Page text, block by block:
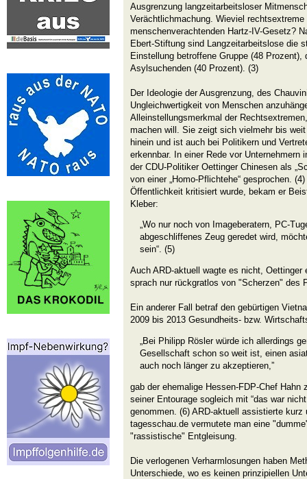
Ausgrenzung langzeitarbeitsloser
Verächtlichmachung. Wieviel
menschenverachtenden Hartz-IV-Gesetz?
Ebert-Stiftung sind Langzeitarbeitslose die
Einstellung betroffene Gruppe (48 Prozent),
Asylsuchenden (40 Prozent). (3)
Der Ideologie der Ausgrenzung, des
Ungleichwertigkeit von Menschen
Alleinstellungsmerkmal der
machen will. Sie zeigt sich vielmehr bis
hinein und ist auch bei Politikern und
erkennbar. In einer Rede vor Unternehmern
der CDU-Politiker Oettinger Chinesen als
von einer „Homo-Pflichtehe“ gesprochen.
Öffentlichkeit kritisiert wurde, bekam er
Kleber:
„Wo nur noch von Imageberatern, PC-
abgeschliffenes Zeug geredet wird,
sein“. (5)
Auch ARD-aktuell wagte es nicht,
sprach nur rückgratlos von "Scherzen" des
Ein anderer Fall betraf den gebürtigen
2009 bis 2013 Gesundheits- bzw.
„Bei Philipp Rösler würde ich allerdings
Gesellschaft schon so weit ist, einen
auch noch länger zu akzeptieren,”
gab der ehemalige Hessen-FDP-Chef Hahn
seiner Entourage sogleich mit “das war
genommen. (6) ARD-aktuell assistierte kurz
tagesschau.de vermutete man eine
"rassistische" Entgleisung.
Die verlogenen Verharmlosungen haben
Unterschiede, wo es keinen prinzipiellen